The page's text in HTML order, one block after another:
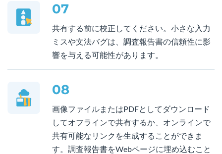
07
共有する前に校正してください。小さな入力
ミスや文法バグは、調査報告書の信頼性に影
響を与える可能性があります。
08
画像ファイルまたはPDFとしてダウンロード
してオフラインで共有するか、オンラインで
共有可能なリンクを生成することができま
す。調査報告書をWebページに埋め込むこと